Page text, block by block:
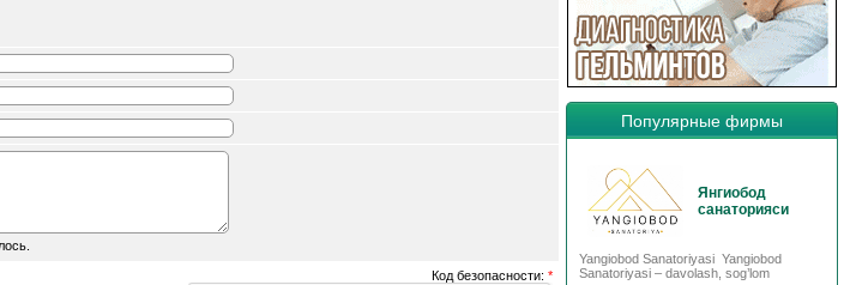
Код безопасности: *
Популярные фирмы
Янгиобод
санаторияси
Yangiobod Sanatoriyasi Yangiobod
Sanatoriyasi – davolash, sog’lom